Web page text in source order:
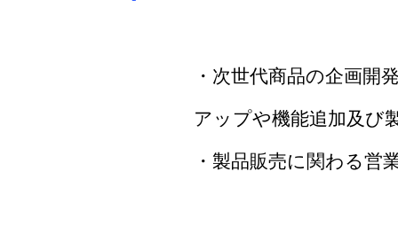
・次世代商品の企画開
アップや機能追加及び
・製品販売に関わる